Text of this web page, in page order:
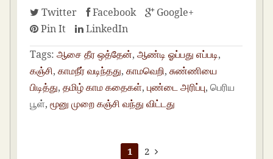
Twitter Facebook
Google+
Pin It
LinkedIn
Tags: ஆசை தீர ஒத்தேன்,ஆண்டி ஓப்பது எப்படி,
கஞ்சி,காமநீர் வடிந்தது,காமவெறி,சுண்ணியை
பிடித்து,தமிழ் காம கதைகள்,புண்டை அரிப்பு, பெரிய
பூள்,மூனு முறை கஞ்சி வந்து விட்டது
1 2